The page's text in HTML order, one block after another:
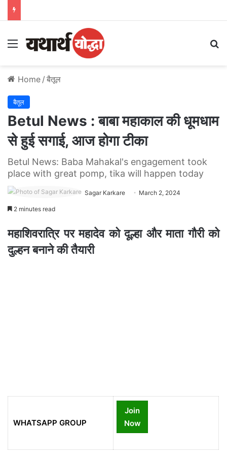
Menu
Home / बैतूल
बैतूल
Betul News : बाबा महाकाल की धूमधाम
से हुई सगाई, आज होगा टीका
Betul News: Baba Mahakal's engagement took
place with great pomp, tika will happen today
Sagar Karkare March 2, 2024
2 minutes read
महाशिवरात्रि पर महादेव को दूल्हा और माता गौरी को
दुल्हन बनाने की तैयारी
WHATSAPP GROUP
Join
Now